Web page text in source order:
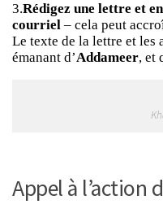
3.Rédigez une lettre et
courriel – cela peut
Le texte de la lettre et les
émanant d’Addameer, et
Appel à l’action